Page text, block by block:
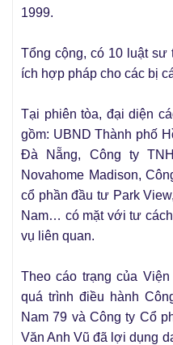
1999.
Tổng cộng, có 10 luật sư
ích hợp pháp cho các bị
Tại phiên tòa, đại diện
gồm: UBND Thành phố
Đà Nẵng, Công ty
Novahome Madison,
cổ phần đầu tư Park
Nam… có mặt với tư
vụ liên quan.
Theo cáo trạng của
quá trình điều hành
Nam 79 và Công ty Cổ
Văn Anh Vũ đã lợi dụng